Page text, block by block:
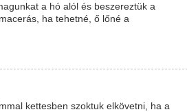
a hó alól és beszereztük a
ha tehetné, ő lőné a
kettesben szoktuk elkövetni, ha a